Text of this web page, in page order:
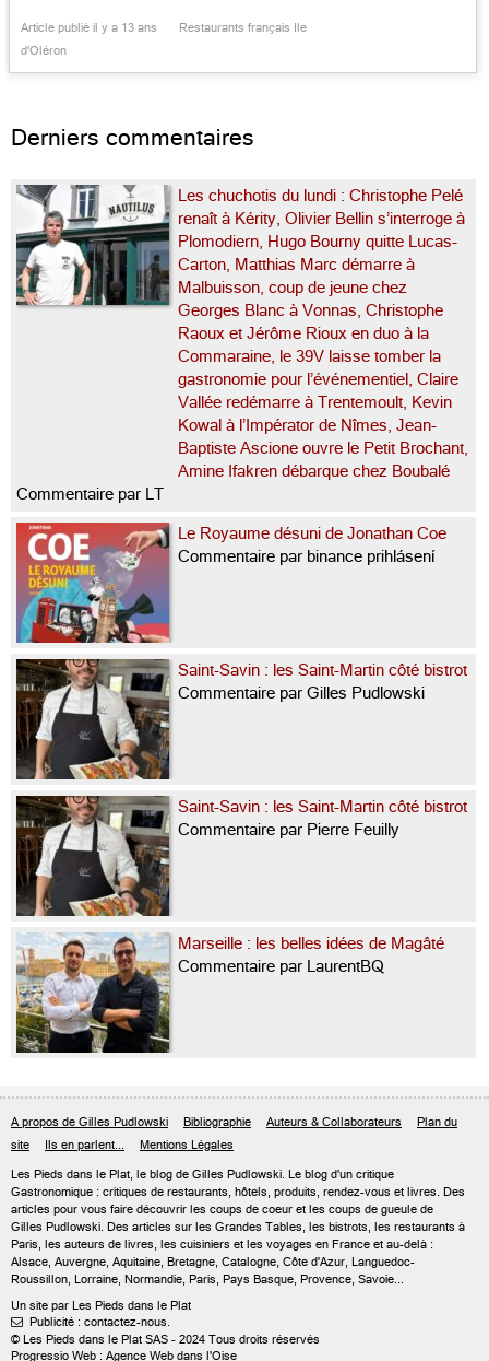
épices d’ailleurs travaillés avec adresse par
Article publié il y a 13 ans
Restaurants français Ile
d'Oléron
Derniers commentaires
Les chuchotis du lundi : Christophe Pelé
renaît à Kérity, Olivier Bellin s’interroge à
Plomodiern, Hugo Bourny quitte Lucas-
Carton, Matthias Marc démarre à
Malbuisson, coup de jeune chez
Georges Blanc à Vonnas, Christophe
Raoux et Jérôme Rioux en duo à la
Commaraine, le 39V laisse tomber la
gastronomie pour l’événementiel, Claire
Vallée redémarre à Trentemoult, Kevin
Kowal à l’Impérator de Nîmes, Jean-
Baptiste Ascione ouvre le Petit Brochant,
Amine Ifakren débarque chez Boubalé
Commentaire par LT
Le Royaume désuni de Jonathan Coe
Commentaire par binance prihlásení
Saint-Savin : les Saint-Martin côté bistrot
Commentaire par Gilles Pudlowski
Saint-Savin : les Saint-Martin côté bistrot
Commentaire par Pierre Feuilly
Marseille : les belles idées de Magâté
Commentaire par LaurentBQ
A propos de Gilles Pudlowski Bibliographie Auteurs & Collaborateurs
Plan du
site
Ils en parlent... Mentions Légales
Les Pieds dans le Plat, le blog de Gilles Pudlowski. Le blog d'un critique
Gastronomique : critiques de restaurants, hôtels, produits, rendez-vous et livres. Des
articles pour vous faire découvrir les coups de coeur et les coups de gueule de
Gilles Pudlowski. Des articles sur les Grandes Tables, les bistrots, les restaurants à
Paris, les auteurs de livres, les cuisiniers et les voyages en France et au-delà :
Alsace, Auvergne, Aquitaine, Bretagne, Catalogne, Côte d'Azur, Languedoc-
Roussillon, Lorraine, Normandie, Paris, Pays Basque, Provence, Savoie...
Un site par Les Pieds dans le Plat
 Publicité : contactez-nous.
© Les Pieds dans le Plat SAS - 2024 Tous droits réservés
Progressio Web : Agence Web dans l'Oise